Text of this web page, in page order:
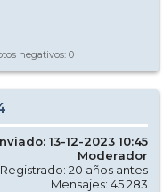
negativos: 0
13-12-2023 10:45
Moderador
Registrado: 20 años antes
Mensajes: 45.283